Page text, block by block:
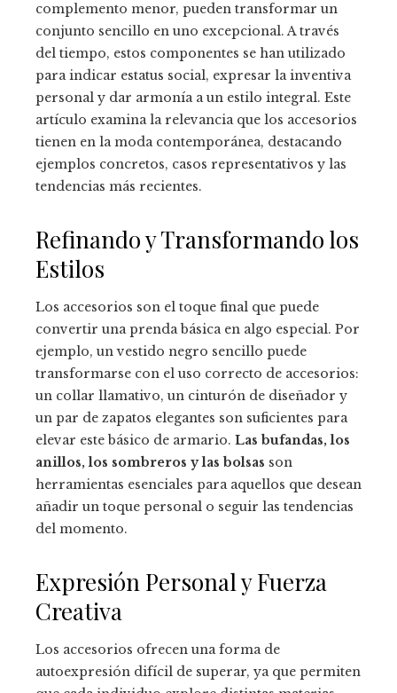
complemento menor, pueden transformar un
conjunto sencillo en uno excepcional. A través
del tiempo, estos componentes se han utilizado
para indicar estatus social, expresar la inventiva
personal y dar armonía a un estilo integral. Este
artículo examina la relevancia que los accesorios
tienen en la moda contemporánea, destacando
ejemplos concretos, casos representativos y las
tendencias más recientes.
Refinando y Transformando los
Estilos
Los accesorios son el toque final que puede
convertir una prenda básica en algo especial. Por
ejemplo, un vestido negro sencillo puede
transformarse con el uso correcto de accesorios:
un collar llamativo, un cinturón de diseñador y
un par de zapatos elegantes son suficientes para
elevar este básico de armario. Las bufandas, los
anillos, los sombreros y las bolsas son
herramientas esenciales para aquellos que desean
añadir un toque personal o seguir las tendencias
del momento.
Expresión Personal y Fuerza
Creativa
Los accesorios ofrecen una forma de
autoexpresión difícil de superar, ya que permiten